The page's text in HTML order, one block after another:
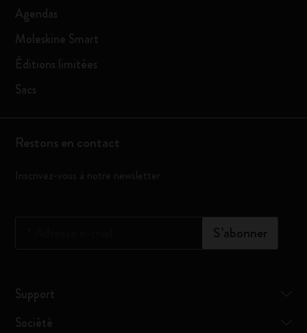
Agendas
Moleskine Smart
Éditions limitées
Sacs
Restons en contact
Inscrivez-vous à notre newsletter
S’abonner
Support
Société